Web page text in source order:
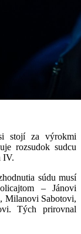
stojí za výrokmi
rozsudok sudcu
IV.
súdu musí
– Jánovi
Milanovi Sabotovi,
Tých prirovnal